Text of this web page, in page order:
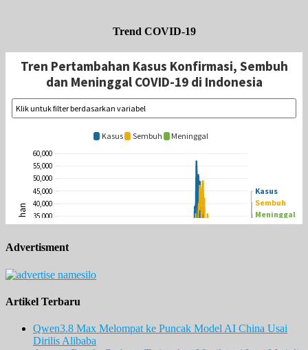
Trend COVID-19
Advertisment
Artikel Terbaru
Qwen3.8 Max Melompat ke Puncak Model AI China Usai
Dirilis Alibaba